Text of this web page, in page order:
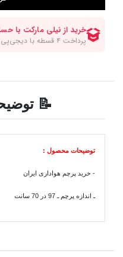
📝
توضیحات محصول :
- خرید پرچم هواداری ایران
ـ اندازه پرچم ـ 97 در 70 سانت